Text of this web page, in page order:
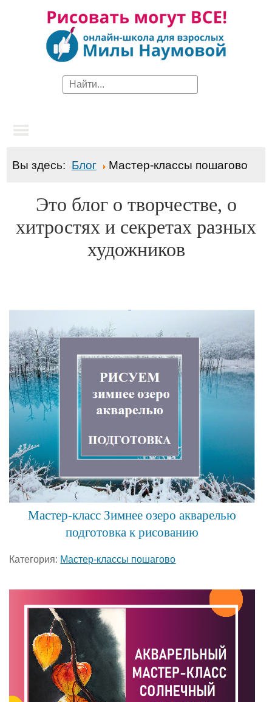
Вы здесь: Блог Мастер-классы пошагово
Это блог о творчестве, о
хитростях и секретах разных
художников
Мастер-класс Зимнее озеро акварелью
подготовка к рисованию
Категория: Мастер-классы пошагово